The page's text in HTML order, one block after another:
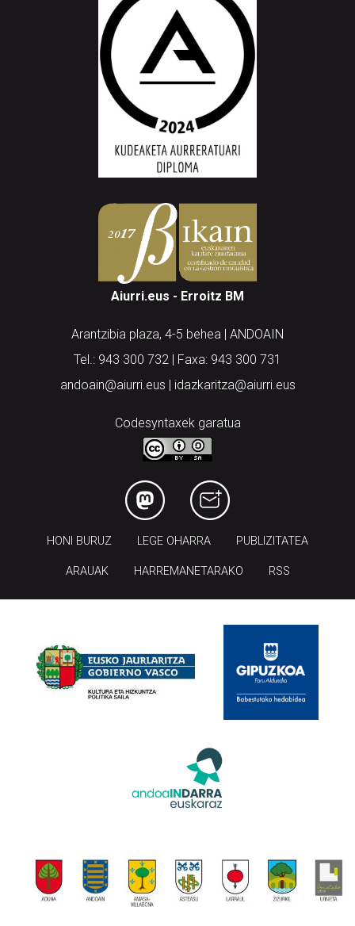
Aiurri.eus - Erroitz BM
Arantzibia plaza, 4-5 behea | ANDOAIN
Tel.: 943 300 732 | Faxa: 943 300 731
andoain@aiurri.eus | idazkaritza@aiurri.eus
Codesyntaxek garatua
HONI BURUZ LEGE OHARRA PUBLIZITATEA
ARAUAK HARREMANETARAKO RSS